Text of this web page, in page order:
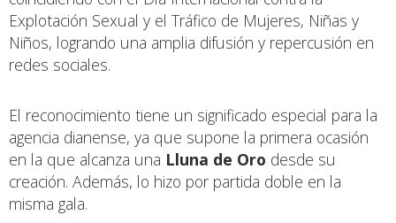
Explotación Sexual y el Tráfico de Mujeres, Niñas y
Niños, logrando una amplia difusión y repercusión en
redes sociales.
El reconocimiento tiene un significado especial para la
agencia dianense, ya que supone la primera ocasión
en la que alcanza una Lluna de Oro desde su
creación. Además, lo hizo por partida doble en la
misma gala.